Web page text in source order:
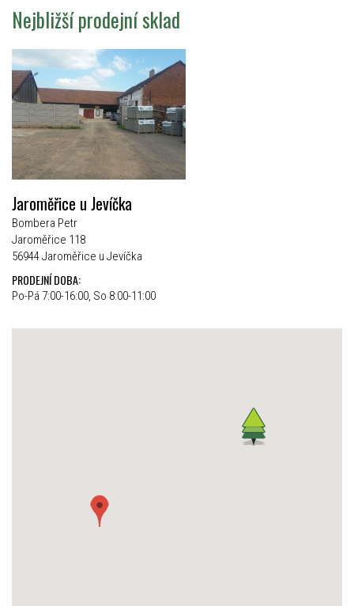
Nejbližší prodejní sklad
Jaroměřice u Jevíčka
Bombera Petr
Jaroměřice 118
56944 Jaroměřice u Jevíčka
PRODEJNÍ DOBA:
Po-Pá 7:00-16:00, So 8:00-11:00